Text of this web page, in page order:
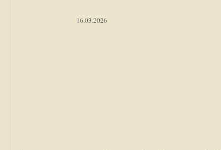
16.03.2026